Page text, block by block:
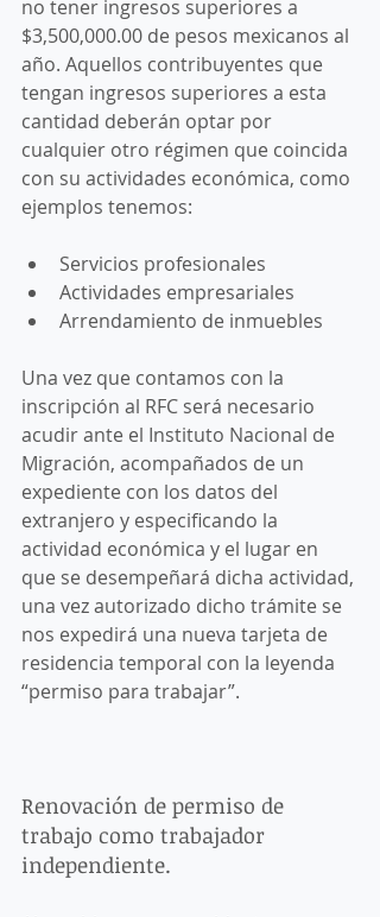
no tener ingresos superiores a
$3,500,000.00 de pesos mexicanos al
año. Aquellos contribuyentes que
tengan ingresos superiores a esta
cantidad deberán optar por
cualquier otro régimen que coincida
con su actividades económica, como
ejemplos tenemos:
Servicios profesionales
Actividades empresariales
Arrendamiento de inmuebles
Una vez que contamos con la
inscripción al RFC será necesario
acudir ante el Instituto Nacional de
Migración, acompañados de un
expediente con los datos del
extranjero y especificando la
actividad económica y el lugar en
que se desempeñará dicha actividad,
una vez autorizado dicho trámite se
nos expedirá una nueva tarjeta de
residencia temporal con la leyenda
“permiso para trabajar”.
Renovación de permiso de
trabajo como trabajador
independiente.